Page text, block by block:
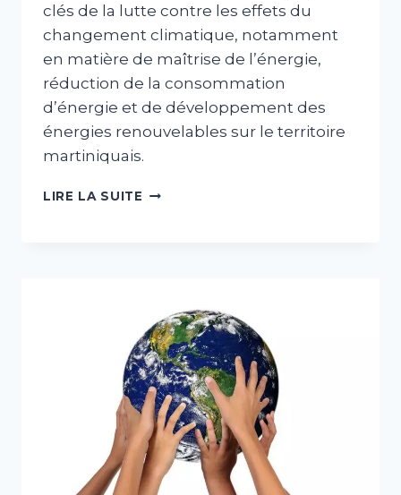
clés de la lutte contre les effets du
changement climatique, notamment
en matière de maîtrise de l’énergie,
réduction de la consommation
d’énergie et de développement des
énergies renouvelables sur le territoire
martiniquais.
LIRE LA SUITE VISITE
TRANSITION
ÉNERGÉTIQUE
»